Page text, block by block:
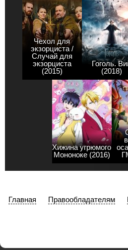
Чехол для
экзорциста /
Случай для
экзорциста
(2015)
Гоголь.
(2018)
Хижина угрюмого
Мононоке (2016)
Главная Правообладателям